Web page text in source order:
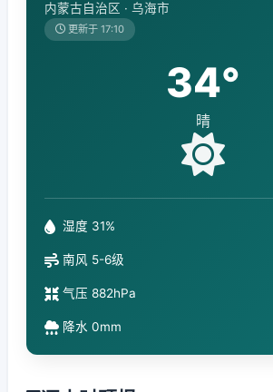
内蒙古自治区 · 乌海市
更新于 17:10
34°
晴
湿度 31%
南风 5-6级
气压 882hPa
降水 0mm